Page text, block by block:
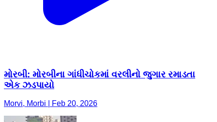
મોરબી: મોરબીના ગાંધીચોકમાં વરલીનો જુગાર રમાડતા
એક ઝડપાયો
Morvi, Morbi | Feb 20, 2026